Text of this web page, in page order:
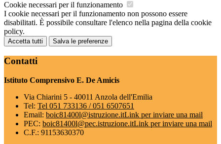
Cookie necessari per il funzionamento
I cookie necessari per il funzionamento non possono essere
disabilitati. È possibile consultare l'elenco nella pagina della cookie
policy.
Accetta tutti Salva le preferenze
Contatti
Istituto Comprensivo E. De Amicis
Via Chiarini 5 - 40011 Anzola dell'Emilia
Tel: Tel 051 733136 / 051 6507651
Email: boic81400l@istruzione.itLink per inviare una mail
PEC: boic81400l@pec.istruzione.itLink per inviare una mail
C.F.: 91153630370